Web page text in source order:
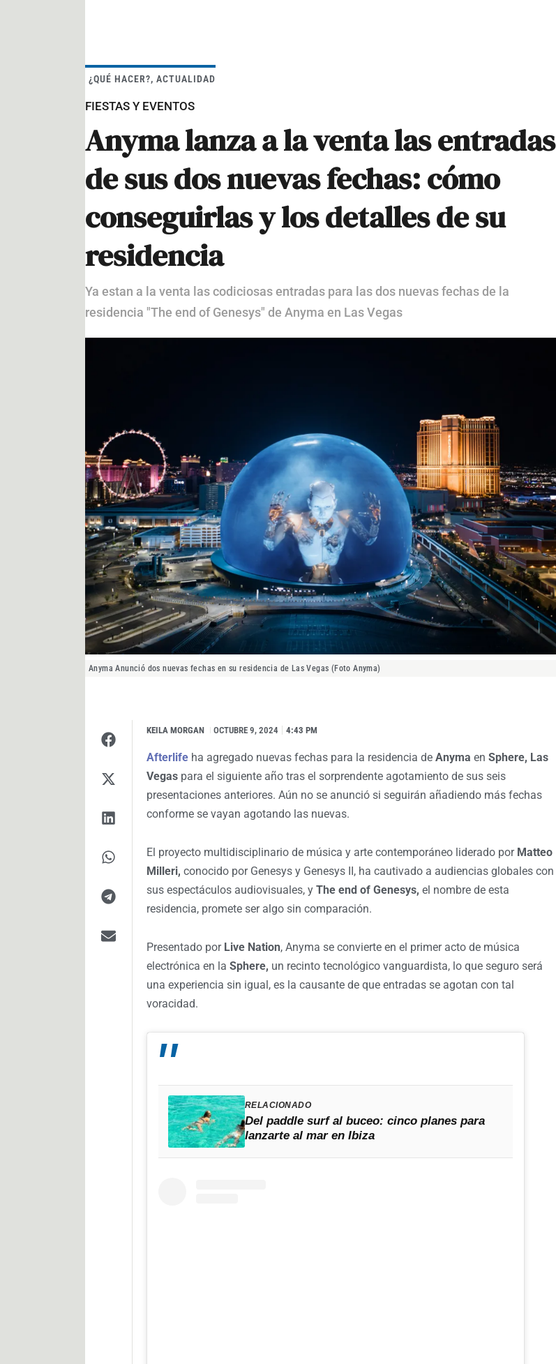
¿QUÉ HACER?, ACTUALIDAD
FIESTAS Y EVENTOS
Anyma lanza a la venta las entradas
de sus dos nuevas fechas: cómo
conseguirlas y los detalles de su
residencia
Ya estan a la venta las codiciosas entradas para las dos nuevas fechas de la
residencia "The end of Genesys" de Anyma en Las Vegas
Anyma Anunció dos nuevas fechas en su residencia de Las Vegas (Foto Anyma)
KEILA MORGAN I OCTUBRE 9, 2024 4:43 PM
Afterlife ha agregado nuevas fechas para la residencia de Anyma en Sphere, Las
Vegas para el siguiente año tras el sorprendente agotamiento de sus seis
presentaciones anteriores. Aún no se anunció si seguirán añadiendo más fechas
conforme se vayan agotando las nuevas.
El proyecto multidisciplinario de música y arte contemporáneo liderado por Matteo
Milleri, conocido por Genesys y Genesys II, ha cautivado a audiencias globales con
sus espectáculos audiovisuales, y The end of Genesys, el nombre de esta
residencia, promete ser algo sin comparación.
Presentado por Live Nation, Anyma se convierte en el primer acto de música
electrónica en la Sphere, un recinto tecnológico vanguardista, lo que seguro será
una experiencia sin igual, es la causante de que entradas se agotan con tal
voracidad.
RELACIONADO
Del paddle surf al buceo: cinco planes para
lanzarte al mar en Ibiza